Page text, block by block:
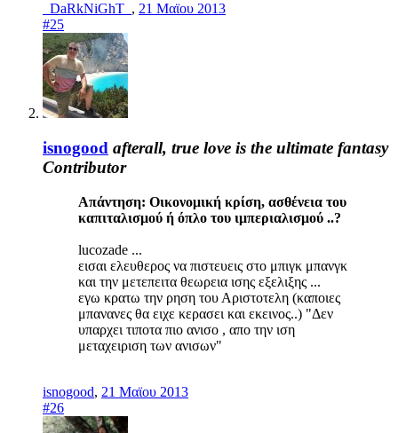
_DaRkNiGhT_ , 21 Μαϊου 2013
#25
isnogood afterall, true love is the ultimate fantasy
Contributor
Απάντηση: Οικονομική κρίση, ασθένεια του
καπιταλισμού ή όπλο του ιμπεριαλισμού ..?
lucozade ...
εισαι ελευθερος να πιστευεις στο μπιγκ μπανγκ
και την μετεπειτα θεωρεια ισης εξελιξης ...
εγω κρατω την ρηση του Αριστοτελη (καποιες
μπανανες θα ειχε κερασει και εκεινος..) "Δεν
υπαρχει τιποτα πιο ανισο , απο την ιση
μεταχειριση των ανισων"
isnogood, 21 Μαϊου 2013
#26